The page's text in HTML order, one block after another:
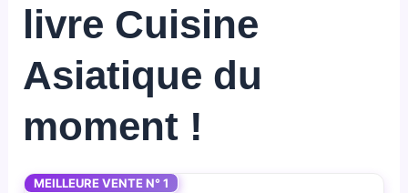
livre Cuisine
Asiatique du
moment !
MEILLEURE VENTE N° 1